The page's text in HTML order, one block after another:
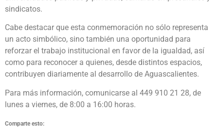
sindicatos.
Cabe destacar que esta conmemoración no sólo representa
un acto simbólico, sino también una oportunidad para
reforzar el trabajo institucional en favor de la igualdad, así
como para reconocer a quienes, desde distintos espacios,
contribuyen diariamente al desarrollo de Aguascalientes.
Para más información, comunicarse al 449 910 21 28, de
lunes a viernes, de 8:00 a 16:00 horas.
Comparte esto: